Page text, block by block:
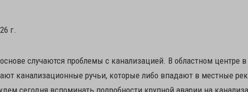
г.
случаются проблемы с канализацией. В областном центре
канализационные ручьи, которые либо впадают в местные
сегодня вспоминать подробности крупной аварии на